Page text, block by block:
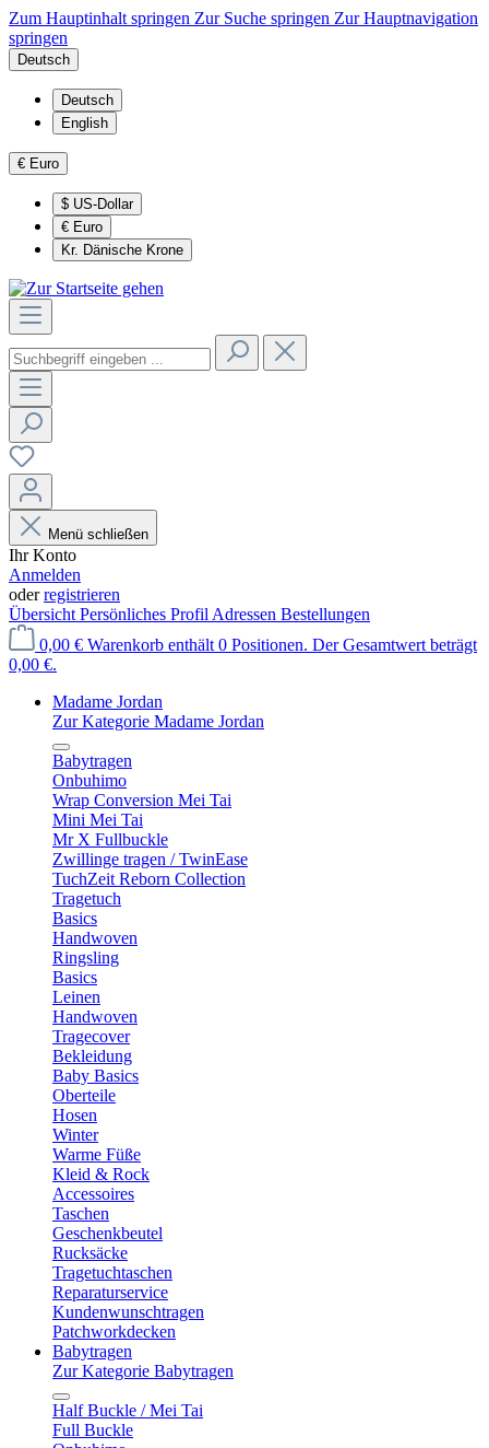
Zum Hauptinhalt springen Zur Suche springen Zur Hauptnavigation
springen
Deutsch
Deutsch
English
€ Euro
$ US-Dollar
€ Euro
Kr. Dänische Krone
Menü schließen
Ihr Konto
Anmelden
oderregistrieren
Übersicht Persönliches Profil Adressen Bestellungen
0,00 € Warenkorb enthält 0 Positionen. Der Gesamtwert beträgt
0,00 €.
Madame Jordan
Zur Kategorie Madame Jordan
Babytragen
Onbuhimo
Wrap Conversion Mei Tai
Mini Mei Tai
Mr X Fullbuckle
Zwillinge tragen / TwinEase
TuchZeit Reborn Collection
Tragetuch
Basics
Handwoven
Ringsling
Basics
Leinen
Handwoven
Tragecover
Bekleidung
Baby Basics
Oberteile
Hosen
Winter
Warme Füße
Kleid & Rock
Accessoires
Taschen
Geschenkbeutel
Rucksäcke
Tragetuchtaschen
Reparaturservice
Kundenwunschtragen
Patchworkdecken
Babytragen
Zur Kategorie Babytragen
Half Buckle / Mei Tai
Full Buckle